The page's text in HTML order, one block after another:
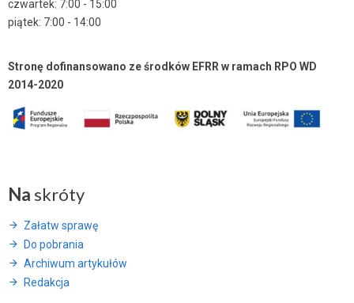
czwartek: 7:00 - 15:00
piątek: 7:00 - 14:00
Stronę dofinansowano ze środków EFRR w ramach RPO WD
2014-2020
Na skróty
Załatw sprawę
Do pobrania
Archiwum artykułów
Redakcja